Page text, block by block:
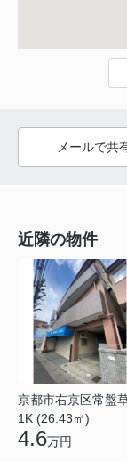
メールで共
近隣の物件
京都市右京区常盤
1K (26.43㎡)
4.6万円